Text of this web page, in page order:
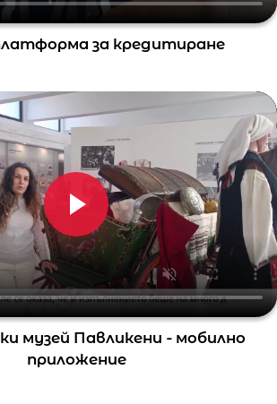
за кредитиране
музей Павликени - мобилно
приложение